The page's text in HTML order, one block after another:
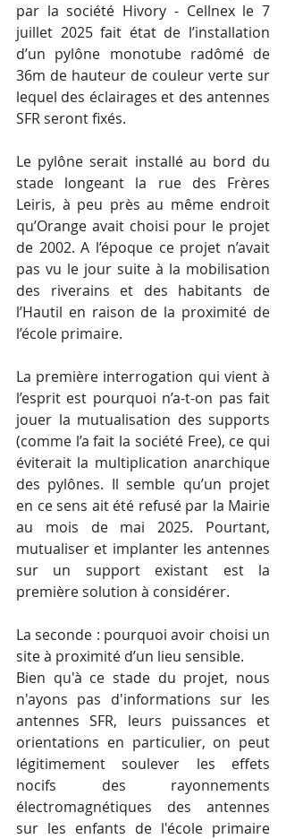
par la société Hivory - Cellnex le 7
juillet 2025 fait état de l’installation
d’un pylône monotube radômé de
36m de hauteur de couleur verte sur
lequel des éclairages et des antennes
SFR seront fixés.
Le pylône serait installé au bord du
stade longeant la rue des Frères
Leiris, à peu près au même endroit
qu’Orange avait choisi pour le projet
de 2002. A l’époque ce projet n’avait
pas vu le jour suite à la mobilisation
des riverains et des habitants de
l’Hautil en raison de la proximité de
l’école primaire.
La première interrogation qui vient à
l’esprit est pourquoi n’a-t-on pas fait
jouer la mutualisation des supports
(comme l’a fait la société Free), ce qui
éviterait la multiplication anarchique
des pylônes. Il semble qu’un projet
en ce sens ait été refusé par la Mairie
au mois de mai 2025. Pourtant,
mutualiser et implanter les antennes
sur un support existant est la
première solution à considérer.
La seconde : pourquoi avoir choisi un
site à proximité d’un lieu sensible.
Bien qu'à ce stade du projet, nous
n'ayons pas d'informations sur les
antennes SFR, leurs puissances et
orientations en particulier, on peut
légitimement soulever les effets
nocifs des rayonnements
électromagnétiques des antennes
sur les enfants de l'école primaire